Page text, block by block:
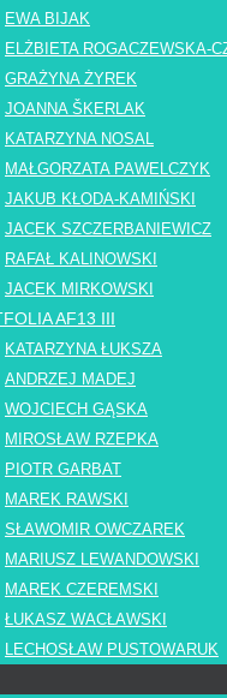
EWA BIJAK
ELŻBIETA ROGACZEWSKA-
GRAŻYNA ŻYREK
JOANNA ŠKERLAK
KATARZYNA NOSAL
MAŁGORZATA PAWELCZYK
JAKUB KŁODA-KAMIŃSKI
JACEK SZCZERBANIEWICZ
RAFAŁ KALINOWSKI
JACEK MIRKOWSKI
AF13 III
KATARZYNA ŁUKSZA
ANDRZEJ MADEJ
WOJCIECH GĄSKA
MIROSŁAW RZEPKA
PIOTR GARBAT
MAREK RAWSKI
SŁAWOMIR OWCZAREK
MARIUSZ LEWANDOWSKI
MAREK CZEREMSKI
ŁUKASZ WACŁAWSKI
LECHOSŁAW PUSTOWARUK